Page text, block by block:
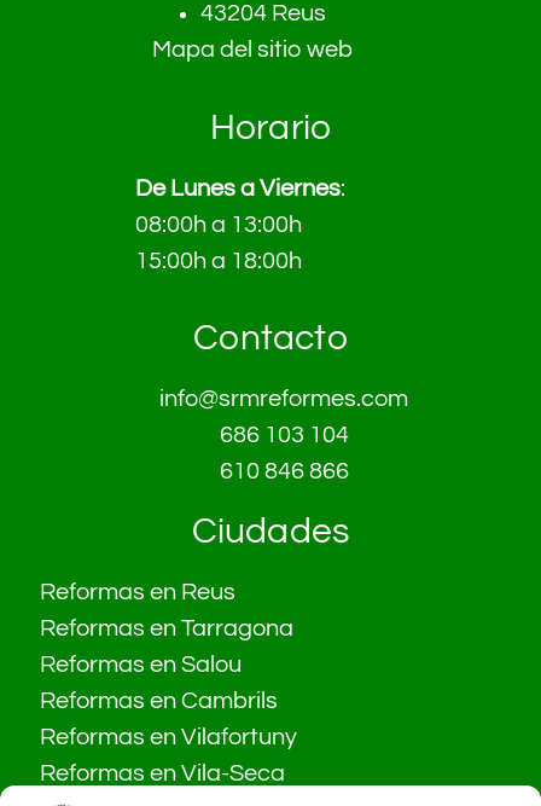
43204 Reus
Mapa del sitio web
Horario
De Lunes a Viernes:
08:00h a 13:00h
15:00h a 18:00h
Contacto
info@srmreformes.com
686 103 104
610 846 866
Ciudades
Reformas en Reus
Reformas en Tarragona
Reformas en Salou
Reformas en Cambrils
Reformas en Vilafortuny
Reformas en Vila-Seca